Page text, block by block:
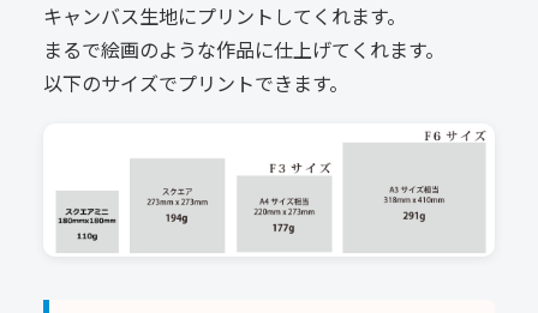
キャンバス生地にプリントしてくれます。
まるで絵画のような作品に仕上げてくれます。
以下のサイズでプリントできます。